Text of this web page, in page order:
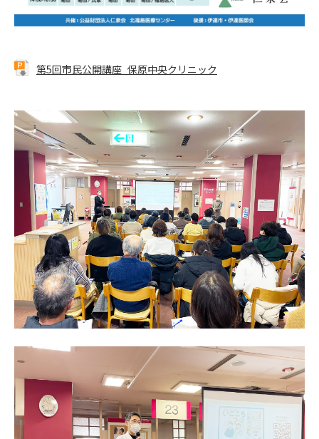
第5回市民公開講座_保原中央クリニック